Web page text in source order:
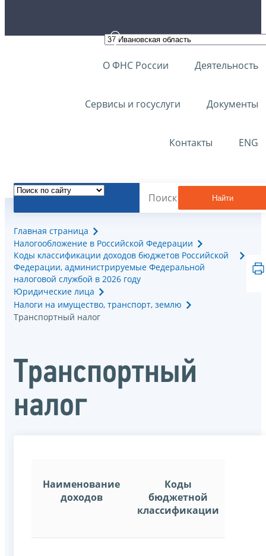
О ФНС России Деятельность
Сервисы и госуслуги Документы
Контакты ENG
Найти
Главная страница
Налогообложение в Российской Федерации
Коды классификации доходов бюджетов Российской
Федерации, администрируемые Федеральной
налоговой службой в 2026 году
Юридические лица
Налоги на имущество, транспорт, землю
Транспортный налог
Транспортный
налог
Наименование
доходов
Коды
бюджетной
классификации